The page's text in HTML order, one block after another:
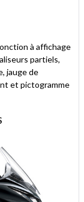
à affichage
partiels,
jauge de
et pictogramme